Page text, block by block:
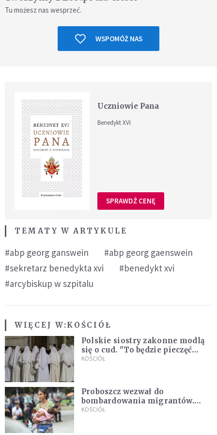
Tu możesz nas wesprzeć.
WSPOMÓŻ NAS
Uczniowie Pana
Benedykt XVI
SPRAWDŹ CENĘ
TEMATY W ARTYKULE
#abp georg ganswein
#abp georg gaenswein
#sekretarz benedykta xvi
#benedykt xvi
#arcybiskup w szpitalu
WIĘCEJ W:KOŚCIÓŁ
Polskie siostry zakonne modlą
się o cud. "To będzie pieczęć
Pana Boga dla naszej wiary"
KOŚCIÓŁ
Proboszcz wezwał do
bombardowania migrantów.
"Masowy ogień przeciwko
KOŚCIÓŁ